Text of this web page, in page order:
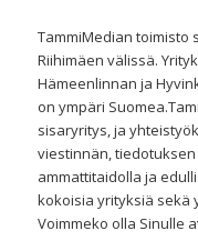
TammiMedian toimisto
Riihimäen välissä.
Hämeenlinnan ja
on ympäri Suomea.
sisaryritys, ja
viestinnän,
ammattitaidolla ja
kokoisia yrityksiä sekä
Voimmeko olla Sinulle